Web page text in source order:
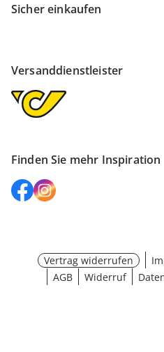
Sicher einkaufen
Versanddienstleister
Finden Sie mehr Inspiration
Vertrag widerrufen
AGB
Widerruf